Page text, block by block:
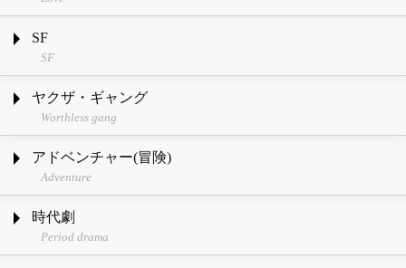
SF
SF
ヤクザ・ギャング
Worthless gang
アドベンチャー(冒険)
Adventure
時代劇
Period drama